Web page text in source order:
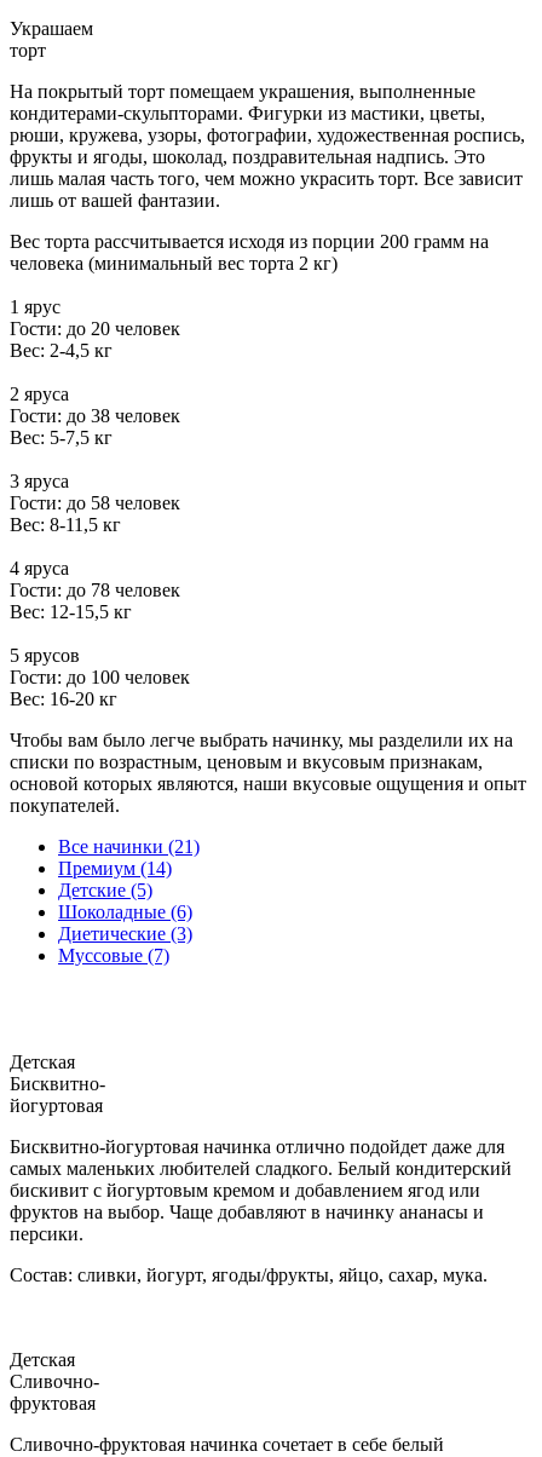
Украшаем
торт
На покрытый торт помещаем украшения, выполненные
кондитерами-скульпторами. Фигурки из мастики, цветы,
рюши, кружева, узоры, фотографии, художественная роспись,
фрукты и ягоды, шоколад, поздравительная надпись. Это
лишь малая часть того, чем можно украсить торт. Все зависит
лишь от вашей фантазии.
Вес торта рассчитывается исходя из порции 200 грамм на
человека (минимальный вес торта 2 кг)
1 ярус
Гости: до 20 человек
Вес: 2-4,5 кг
2 яруса
Гости: до 38 человек
Вес: 5-7,5 кг
3 яруса
Гости: до 58 человек
Вес: 8-11,5 кг
4 яруса
Гости: до 78 человек
Вес: 12-15,5 кг
5 ярусов
Гости: до 100 человек
Вес: 16-20 кг
Чтобы вам было легче выбрать начинку, мы разделили их на
списки по возрастным, ценовым и вкусовым признакам,
основой которых являются, наши вкусовые ощущения и опыт
покупателей.
Все начинки (21)
Премиум (14)
Детские (5)
Шоколадные (6)
Диетические (3)
Муссовые (7)
Детская
Бисквитно-
йогуртовая
Бисквитно-йогуртовая начинка отлично подойдет даже для
самых маленьких любителей сладкого. Белый кондитерский
бискивит с йогуртовым кремом и добавлением ягод или
фруктов на выбор. Чаще добавляют в начинку ананасы и
персики.
Состав: сливки, йогурт, ягоды/фрукты, яйцо, сахар, мука.
Детская
Сливочно-
фруктовая
Сливочно-фруктовая начинка сочетает в себе белый